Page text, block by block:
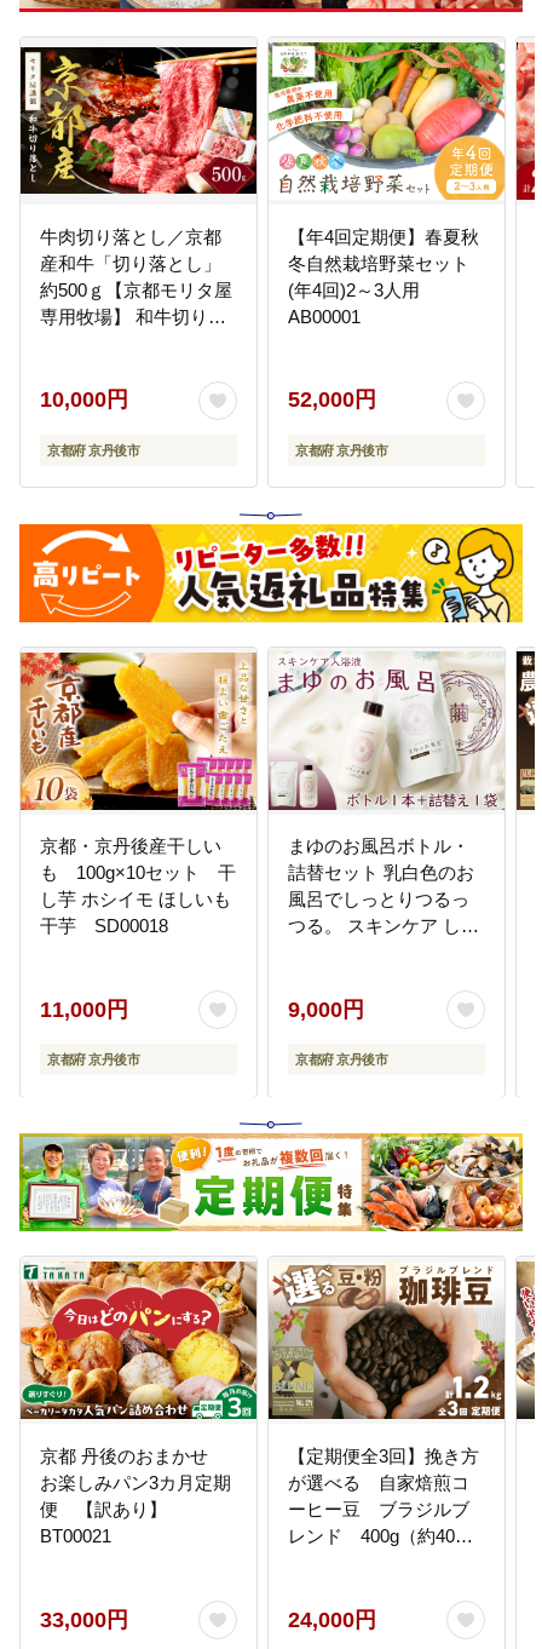
牛肉切り落とし／京都
産和牛「切り落とし」
約500ｇ【京都モリタ屋
専用牧場】 和牛切り落
り落とし肉 MO00001
10,000円
京都府 京丹後市
【年4回定期便】春夏秋
冬自然栽培野菜セット
(年4回)2～3人用
AB00001
52,000円
京都府 京丹後市
京都・京丹後産干しい
も 100g×10セット 干
し芋 ホシイモ ほしいも
干芋 SD00018
11,000円
京都府 京丹後市
まゆのお風呂ボトル・
詰替セット 乳白色のお
風呂でしっとりつるっ
つる。 スキンケア しっ
さと納税 入浴剤 にごり
9,000円
京都府 京丹後市
京都 丹後のおまかせ
お楽しみパン3カ月定期
便 【訳あり】
BT00021
33,000円
【定期便全3回】挽き方
が選べる 自家焙煎コ
ーヒー豆 ブラジルブ
レンド 400g（約40杯
珈琲 こーひー コーヒー
24,000円